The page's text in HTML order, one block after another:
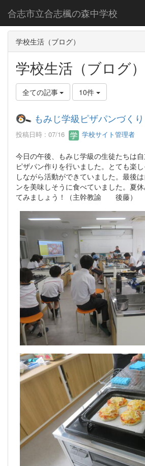
合志市立合志楓の森中学校
学校生活（ブログ）
学校生活（ブログ）
全ての記事 10件
もみじ学級ピザパンづくり
投稿日時 : 07/16 学校サイト管理者
今日の午後、もみじ学級の生徒たちは
ピザパン作りを行いました。とても楽
しながら活動ができていました。最後
ンを美味しそうに食べていました。夏
てみましょう！（主幹教諭 後藤）